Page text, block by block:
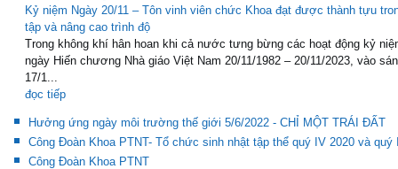
Kỷ niệm Ngày 20/11 – Tôn vinh viên chức Khoa đạt được thành tựu
tập và nâng cao trình độ
Trong không khí hân hoan khi cả nước tưng bừng các hoạt động kỷ
ngày Hiến chương Nhà giáo Việt Nam 20/11/1982 – 20/11/2023, vào
17/1...
đọc tiếp
Hưởng ứng ngày môi trường thế giới 5/6/2022 - CHỈ MỘT TRÁI ĐẤT
Công Đoàn Khoa PTNT- Tổ chức sinh nhật tập thể quý IV 2020 và quý
Công Đoàn Khoa PTNT